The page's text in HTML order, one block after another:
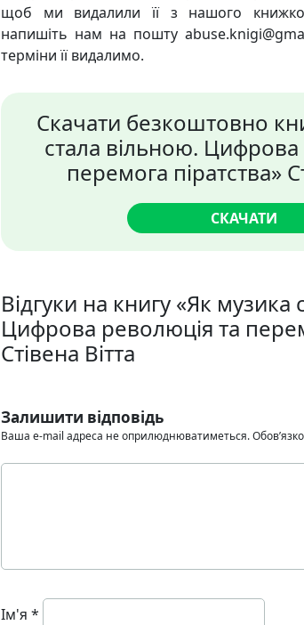
щоб ми видалили її з нашого
напишіть нам на пошту
терміни її видалимо.
Скачати безкоштовно
стала вільною.
перемога піратства»
СКАЧАТИ
Відгуки на книгу «Як музика
Цифрова революція та
Стівена Вітта
Залишити відповідь
Ваша e-mail адреса не оприлюднюватиметься.
Ім'я *